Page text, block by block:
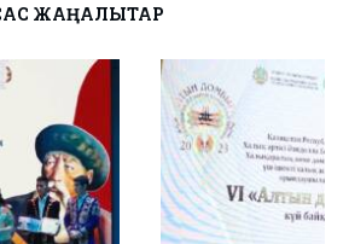
ЖАҢАЛЫҚТАР